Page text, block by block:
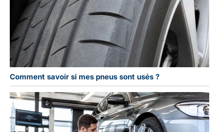
Comment savoir si mes pneus sont usés ?